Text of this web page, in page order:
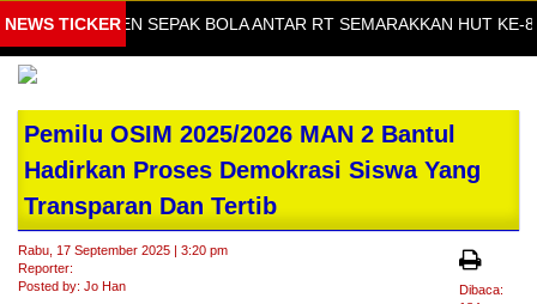
NEWS TICKER
TURNAMEN SEPAK BOLA ANTAR RT SEMARAKKAN HUT KE-81 RI
Pemilu OSIM 2025/2026 MAN 2 Bantul
Hadirkan Proses Demokrasi Siswa Yang
Transparan Dan Tertib
Rabu, 17 September 2025 | 3:20 pm
Reporter:
Posted by: Jo Han
Dibaca: